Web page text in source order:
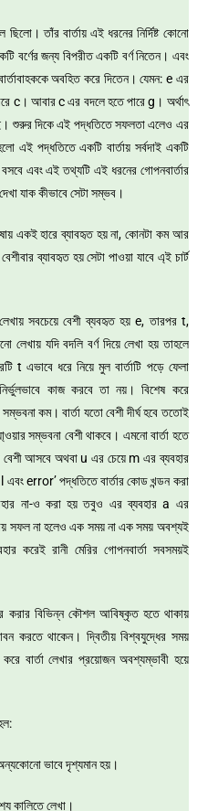
ছিলো। তাঁর বার্তায় এই ধরনের নির্দিষ্ট কোনো
বর্ণের জন্য বিপরীত একটি বর্ণ নিতেন। এবং
অবহিত করে দিতেন। যেমন: e এর
c। আবার c এর বদলে হতে পারে g। অর্থাৎ
শুরুর দিকে এই পদ্ধতিতে সফলতা এলেও এর
এই পদ্ধতিতে একটি বার্তায় সর্বদাই একটি
বসবে এবং এই তথ্যটি এই ধরনের গোপনবার্তার
যাক কীভাবে সেটা সম্ভব।
একই হারে ব্যাবহৃত হয় না, কোনটা কম আর
ব্যাবহৃত হয় সেটা পাওয়া যাবে এ্ই চার্ট
লেখায় সবচেয়ে বেশী ব্যবহৃত হয় e, তারপর t,
যদি বদলি বর্ণ দিয়ে লেখা হয় তাহলে
t এভাবে ধরে নিয়ে মুল বার্তাটি পড়ে ফেলা
কাজ করবে তা নয়। বিশেষ করে
সম্ভবনা কম। বার্তা যতো বেশী দীর্ঘ হবে ততোই
সম্ভবনা বেশী থাকবে। এমনো বার্তা হতে
বেশী আসবে অথবা u এর চেয়ে m এর ব্যবহার
এবং error’ পদ্ধতিতে বার্তার কোড খন্ডন করা
না-ও করা হয় তবুও এর ব্যবহার a এর
সফল না হলেও এক সময় না এক সময় অবশ্যই
করেই রানী মেরির গোপনবার্তা সবসময়ই
করার বিভিন্ন কৌশল আবিষ্কৃত হতে থাকায়
করতে থাকেন। দ্বিতীয় বিশ্বযুদ্ধের সময়
বার্তা লেখার প্রয়োজন অবশ্যম্ভাবী হয়ে
ভাবে দৃশ্যমান হয়।
কালিতে লেখা।